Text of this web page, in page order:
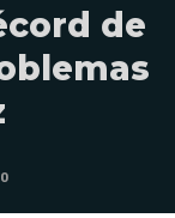
de